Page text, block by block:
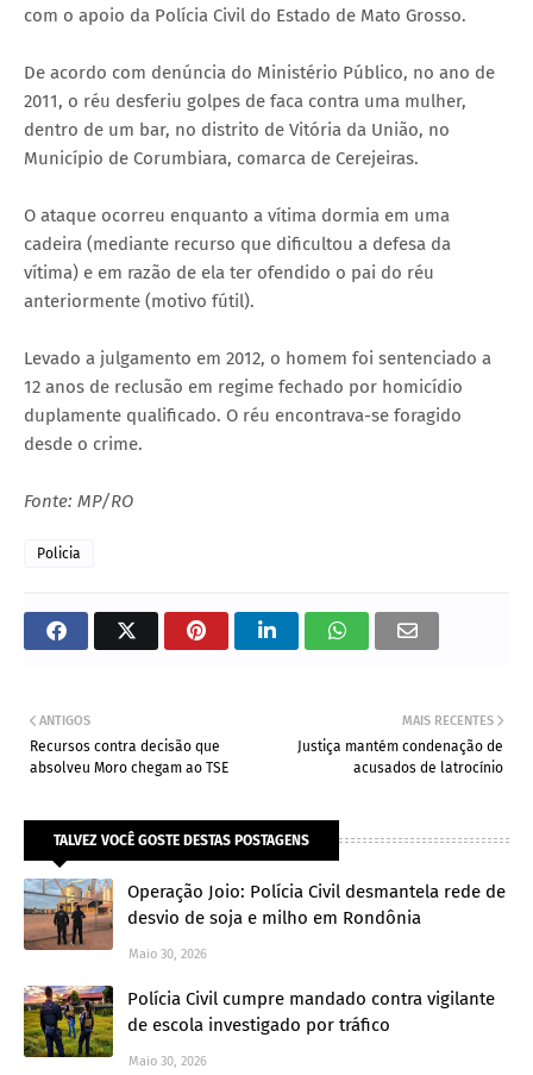
com o apoio da Polícia Civil do Estado de Mato Grosso.
De acordo com denúncia do Ministério Público, no ano de
2011, o réu desferiu golpes de faca contra uma mulher,
dentro de um bar, no distrito de Vitória da União, no
Município de Corumbiara, comarca de Cerejeiras.
O ataque ocorreu enquanto a vítima dormia em uma
cadeira (mediante recurso que dificultou a defesa da
vítima) e em razão de ela ter ofendido o pai do réu
anteriormente (motivo fútil).
Levado a julgamento em 2012, o homem foi sentenciado a
12 anos de reclusão em regime fechado por homicídio
duplamente qualificado. O réu encontrava-se foragido
desde o crime.
Fonte: MP/RO
Policia
MAIS RECENTES
Justiça mantém condenação de
acusados de latrocínio
ANTIGOS
Recursos contra decisão que
absolveu Moro chegam ao TSE
TALVEZ VOCÊ GOSTE DESTAS POSTAGENS
Operação Joio: Polícia Civil desmantela rede de
desvio de soja e milho em Rondônia
Maio 30, 2026
Polícia Civil cumpre mandado contra vigilante
de escola investigado por tráfico
Maio 30, 2026